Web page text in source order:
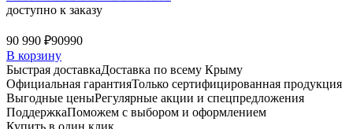
доступно к заказу
90 990 ₽90990
В корзину
Быстрая доставкаДоставка по всему Крыму
Официальная гарантияТолько сертифицированная продукция
Выгодные ценыРегулярные акции и спецпредложения
ПоддержкаПоможем с выбором и оформлением